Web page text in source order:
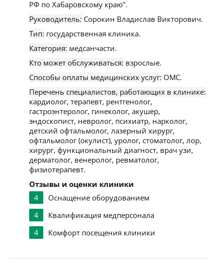
РФ по Хабаровскому краю".
Руководитель: Сорокин Владислав Викторович.
Тип: государственная клиника.
Категория: медсанчасти.
Кто может обслуживаться: взрослые.
Способы оплаты медицинских услуг: ОМС.
Перечень специалистов, работающих в клинике:
кардиолог, терапевт, рентгенолог,
гастроэнтеролог, гинеколог, акушер,
эндоскопист, невролог, психиатр, нарколог,
детский офтальмолог, лазерный хирург,
офтальмолог (окулист), уролог, стоматолог, лор,
хирург, функциональный диагност, врач узи,
дерматолог, венеролог, ревматолог,
физиотерапевт.
Отзывы и оценки клиники
4
Оснащение оборудованием
4
Квалификация медперсонала
4
Комфорт посещения клиники